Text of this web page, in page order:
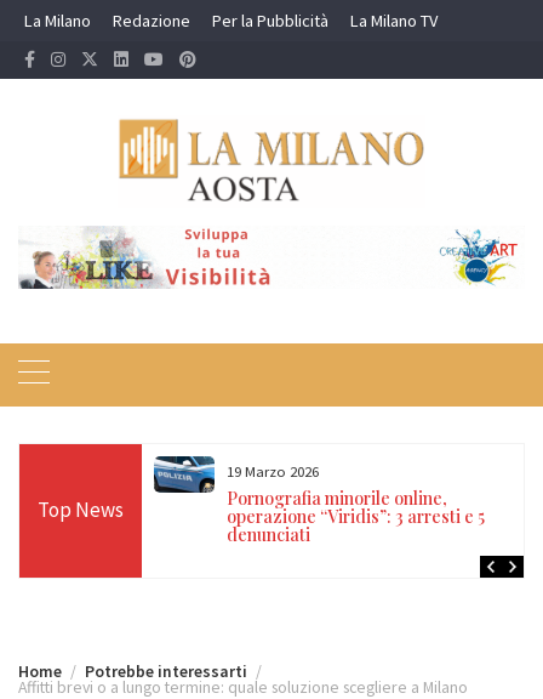
Skip
content
La Milano Redazione Per la Pubblicità La Milano TV
Top News
ore sulle Alpi:
Cervino e
19 Marzo 2026
Pornografia minorile online,
operazione “Viridis”: 3 arresti e 5
denunciati
Home Potrebbe interessarti
Affitti brevi o a lungo termine: quale soluzione scegliere a Milano